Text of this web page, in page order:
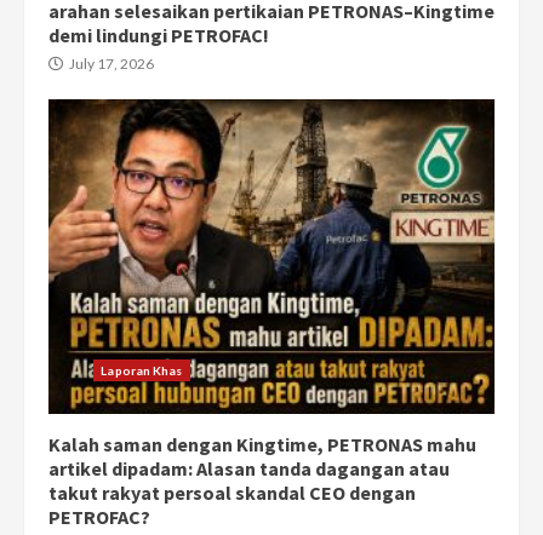
arahan selesaikan pertikaian PETRONAS–Kingtime
demi lindungi PETROFAC!
July 17, 2026
Laporan Khas
Kalah saman dengan Kingtime, PETRONAS mahu
artikel dipadam: Alasan tanda dagangan atau
takut rakyat persoal skandal CEO dengan
PETROFAC?